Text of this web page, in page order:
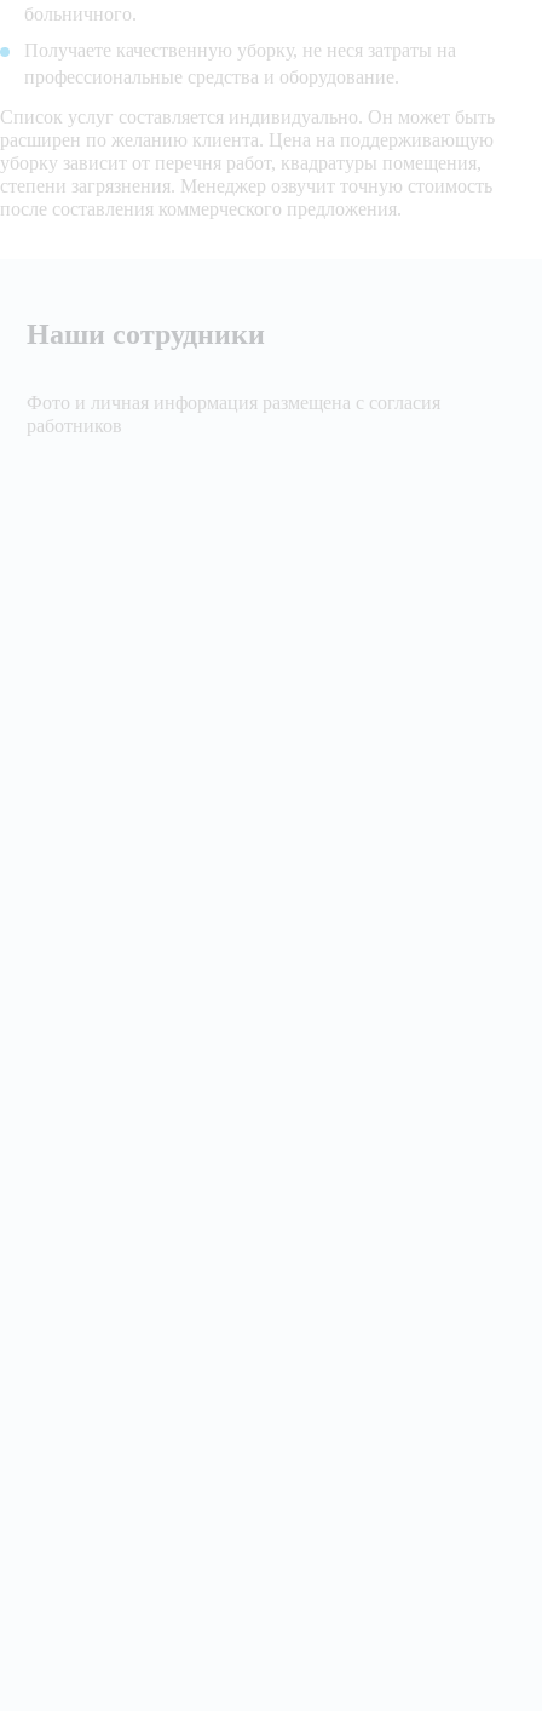
больничного.
Получаете качественную уборку, не неся затраты на
профессиональные средства и оборудование.
Список услуг составляется индивидуально. Он может быть
расширен по желанию клиента. Цена на поддерживающую
уборку зависит от перечня работ, квадратуры помещения,
степени загрязнения. Менеджер озвучит точную стоимость
после составления коммерческого предложения.
Наши сотрудники
Фото и личная информация размещена с согласия
работников